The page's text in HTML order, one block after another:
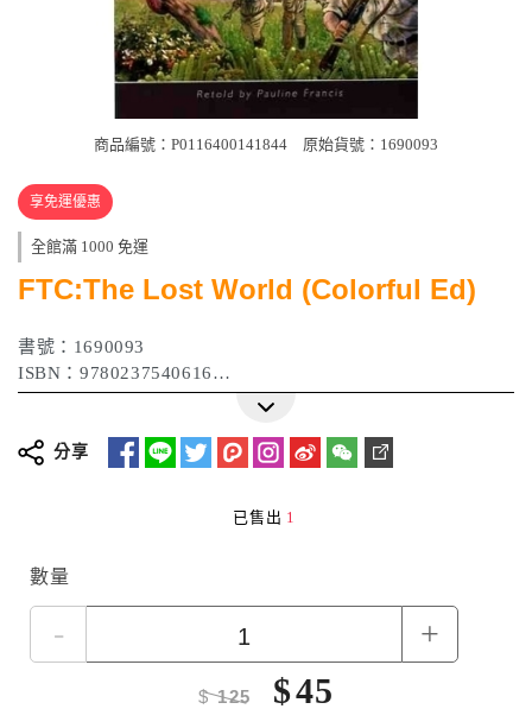
商品編號：P0116400141844 原始貨號：1690093
享免運優惠
全館滿 1000 免運
FTC:The Lost World (Colorful Ed)
書號：1690093
ISBN：9780237540616
作者：Pauline Francis
分享
已售出 1
數量
- +
$125 $45